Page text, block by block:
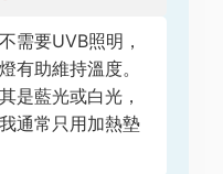
需要UVB照明，
有助維持溫度。
是藍光或白光，
通常只用加熱墊